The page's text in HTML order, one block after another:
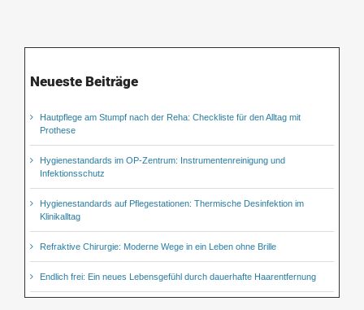
Neueste Beiträge
Hautpflege am Stumpf nach der Reha: Checkliste für den Alltag mit
Prothese
Hygienestandards im OP-Zentrum: Instrumentenreinigung und
Infektionsschutz
Hygienestandards auf Pflegestationen: Thermische Desinfektion im
Klinikalltag
Refraktive Chirurgie: Moderne Wege in ein Leben ohne Brille
Endlich frei: Ein neues Lebensgefühl durch dauerhafte Haarentfernung